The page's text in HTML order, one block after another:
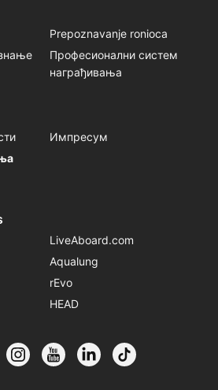
Prepoznavanje ronioca
Професионални систем
награђивања
Импресум
LiveAboard.com
Aqualung
rEvo
HEAD